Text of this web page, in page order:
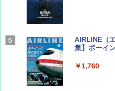
AIRLINE（
集】ボーイ
￥1,760